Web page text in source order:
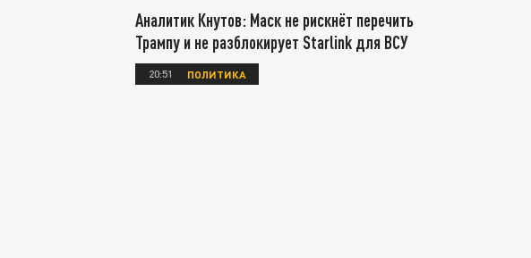
Аналитик Кнутов: Маск не рискнёт перечить
Трампу и не разблокирует Starlink для ВСУ
20:51 ПОЛИТИКА